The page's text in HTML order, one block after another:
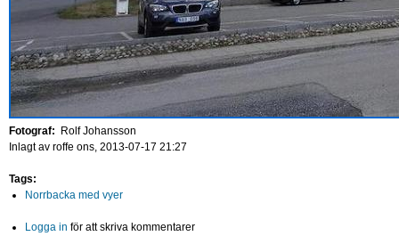
Fotograf:
Rolf Johansson
Inlagt av roffe ons, 2013-07-17 21:27
Tags:
Norrbacka med vyer
Logga in för att skriva kommentarer